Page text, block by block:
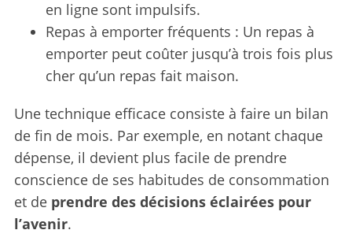
en ligne sont impulsifs.
Repas à emporter fréquents : Un repas à
emporter peut coûter jusqu’à trois fois plus
cher qu’un repas fait maison.
Une technique efficace consiste à faire un bilan
de fin de mois. Par exemple, en notant chaque
dépense, il devient plus facile de prendre
conscience de ses habitudes de consommation
et de prendre des décisions éclairées pour
l’avenir.